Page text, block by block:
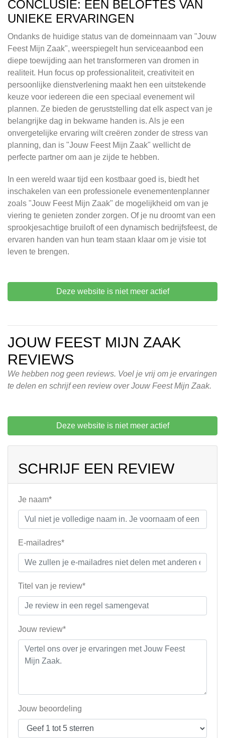
CONCLUSIE: EEN BELOFTES VAN
UNIEKE ERVARINGEN
Ondanks de huidige status van de domeinnaam van "Jouw
Feest Mijn Zaak", weerspiegelt hun serviceaanbod een
diepe toewijding aan het transformeren van dromen in
realiteit. Hun focus op professionaliteit, creativiteit en
persoonlijke dienstverlening maakt hen een uitstekende
keuze voor iedereen die een speciaal evenement wil
plannen. Ze bieden de geruststelling dat elk aspect van je
belangrijke dag in bekwame handen is. Als je een
onvergetelijke ervaring wilt creëren zonder de stress van
planning, dan is "Jouw Feest Mijn Zaak" wellicht de
perfecte partner om aan je zijde te hebben.
In een wereld waar tijd een kostbaar goed is, biedt het
inschakelen van een professionele evenementenplanner
zoals "Jouw Feest Mijn Zaak" de mogelijkheid om van je
viering te genieten zonder zorgen. Of je nu droomt van een
sprookjesachtige bruiloft of een dynamisch bedrijfsfeest, de
ervaren handen van hun team staan klaar om je visie tot
leven te brengen.
Deze website is niet meer actief
JOUW FEEST MIJN ZAAK
REVIEWS
We hebben nog geen reviews. Voel je vrij om je ervaringen
te delen en schrijf een review over Jouw Feest Mijn Zaak.
Deze website is niet meer actief
SCHRIJF EEN REVIEW
Je naam*
E-mailadres*
Titel van je review*
Jouw review*
Jouw beoordeling